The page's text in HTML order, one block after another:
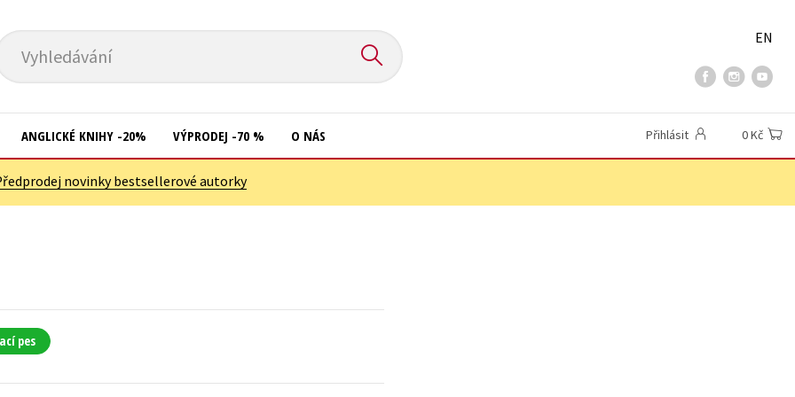
Vyhledávání
EN
ANGLICKÉ KNIHY -20% VÝPRODEJ -70 % O NÁS Přihlásit 0 Kč
novinky bestsellerové autorky
pes